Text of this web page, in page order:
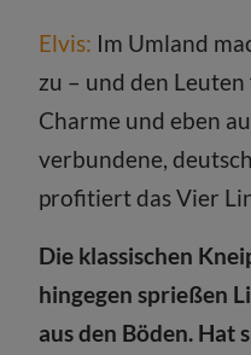
Elvis: Im Umland
zu – und den
Charme und eben
verbundene,
profitiert das Vier
Die klassischen
hingegen sprießen
aus den Böden. Hat